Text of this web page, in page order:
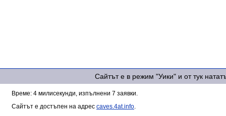
Сайтът е в режим "Уики" и от тук
Време: 4 милисекунди, изпълнени 7 заявки.
Сайтът е достъпен на адрес caves.4at.info.